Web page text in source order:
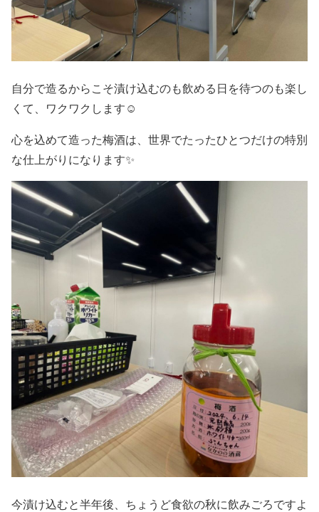
自分で造るからこそ漬け込むのも飲める日を待つのも楽し
くて、ワクワクします☺️
心を込めて造った梅酒は、世界でたったひとつだけの特別
な仕上がりになります✨
今漬け込むと半年後、ちょうど食欲の秋に飲みごろですよ